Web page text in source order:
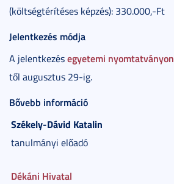
(költségtérítéses képzés): 330.000,-Ft
Jelentkezés módja
A jelentkezésegyetemi nyomtatványon
től augusztus 29-ig.
Bővebb információ
Székely-Dávid Katalin
tanulmányi előadó
Dékáni Hivatal